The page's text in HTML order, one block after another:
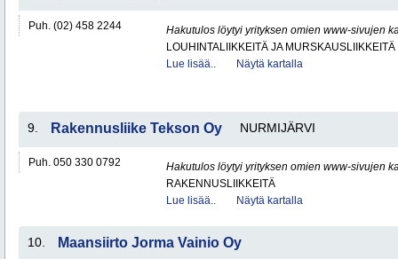
Puh. (02) 458 2244
Hakutulos löytyi yrityksen omien www-sivujen
LOUHINTALIIKKEITÄ JA MURSKAUSLIIKKEITÄ
Lue lisää..
Näytä kartalla
9. Rakennusliike Tekson Oy NURMIJÄRVI
Puh. 050 330 0792
Hakutulos löytyi yrityksen omien www-sivujen
RAKENNUSLIIKKEITÄ
Lue lisää..
Näytä kartalla
10. Maansiirto Jorma Vainio Oy